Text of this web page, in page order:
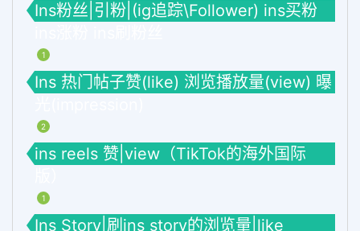
Ins粉丝|引粉|(ig追踪\Follower) ins买粉
1
Ins 热门帖子赞(like) 浏览播放量(view) 曝
2
ins reels 赞|view（TikTok的海外国际
1
Ins Story|刷ins story的浏览量|like